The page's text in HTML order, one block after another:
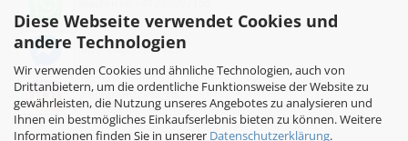
Diese Webseite verwendet Cookies und
andere Technologien
Wir verwenden Cookies und ähnliche Technologien, auch von
Drittanbietern, um die ordentliche Funktionsweise der Website zu
gewährleisten, die Nutzung unseres Angebotes zu analysieren und
Ihnen ein bestmögliches Einkaufserlebnis bieten zu können. Weitere
Informationen finden Sie in unserer Datenschutzerklärung.
Messenger: sinni.ch
Instagram: sinni_ch